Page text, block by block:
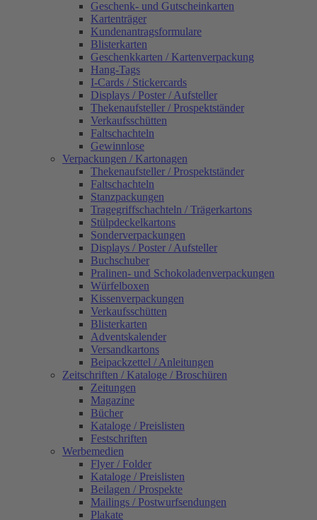
Geschenk- und Gutscheinkarten
Kartenträger
Kundenantragsformulare
Blisterkarten
Geschenkkarten / Kartenverpackung
Hang-Tags
I-Cards / Stickercards
Displays / Poster / Aufsteller
Thekenaufsteller / Prospektständer
Verkaufsschütten
Faltschachteln
Gewinnlose
Verpackungen / Kartonagen
Thekenaufsteller / Prospektständer
Faltschachteln
Stanzpackungen
Tragegriffschachteln / Trägerkartons
Stülpdeckelkartons
Sonderverpackungen
Displays / Poster / Aufsteller
Buchschuber
Pralinen- und Schokoladenverpackungen
Würfelboxen
Kissenverpackungen
Verkaufsschütten
Blisterkarten
Adventskalender
Versandkartons
Beipackzettel / Anleitungen
Zeitschriften / Kataloge / Broschüren
Zeitungen
Magazine
Bücher
Kataloge / Preislisten
Festschriften
Werbemedien
Flyer / Folder
Kataloge / Preislisten
Beilagen / Prospekte
Mailings / Postwurfsendungen
Plakate